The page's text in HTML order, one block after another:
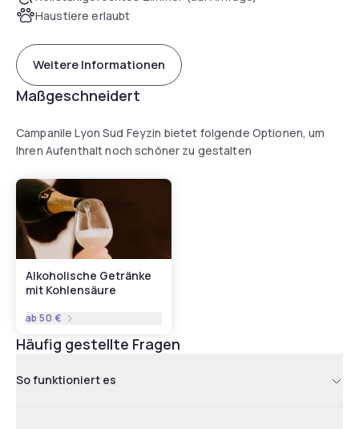
Haustiere erlaubt
Weitere Informationen
Maßgeschneidert
Campanile Lyon Sud Feyzin bietet folgende Optionen, um
Ihren Aufenthalt noch schöner zu gestalten
Alkoholische Getränke
mit Kohlensäure
ab50 €
Häufig gestellte Fragen
So funktioniert es